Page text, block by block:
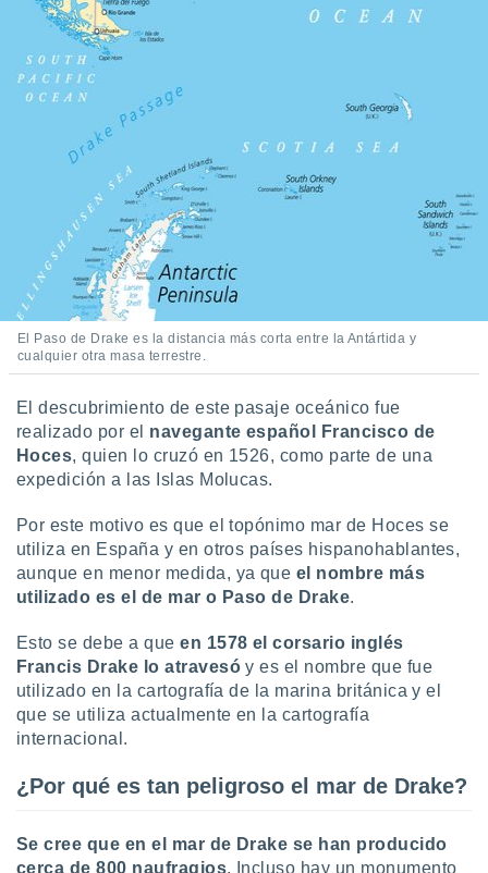
perfiles
utilizar
contenido
medir el
el
del
de
o a través
de
de
con el
e
mediante
publicidad
publicidad
El Paso de Drake es la distancia más corta entre la Antártida y
cualquier otra masa terrestre.
El descubrimiento de este pasaje oceánico fue
realizado por el navegante español Francisco de
Hoces, quien lo cruzó en 1526, como parte de una
expedición a las Islas Molucas.
Por este motivo es que el topónimo mar de Hoces se
utiliza en España y en otros países hispanohablantes,
aunque en menor medida, ya que el nombre más
utilizado es el de mar o Paso de Drake.
Esto se debe a queen 1578 el corsario inglés
Francis Drake lo atravesó y es el nombre que fue
utilizado en la cartografía de la marina británica y el
que se utiliza actualmente en la cartografía
internacional.
¿Por qué es tan peligroso el mar de Drake?
Se cree que en el mar de Drake se han producido
cerca de 800 naufragios. Incluso hay un monumento